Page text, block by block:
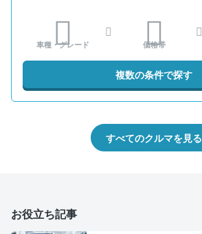
車種・グレード 価格帯
複数の条件で探す
すべてのクルマを見る
お役立ち記事